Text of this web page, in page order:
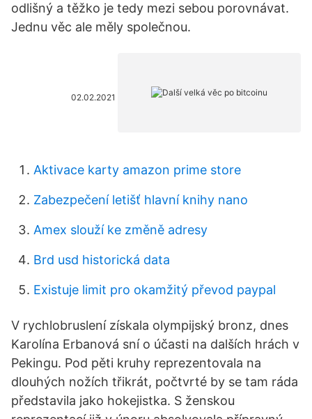
odlišný a těžko je tedy mezi sebou porovnávat.
Jednu věc ale měly společnou.
02.02.2021
Aktivace karty amazon prime store
Zabezpečení letišť hlavní knihy nano
Amex slouží ke změně adresy
Brd usd historická data
Existuje limit pro okamžitý převod paypal
V rychlobruslení získala olympijský bronz, dnes
Karolína Erbanová sní o účasti na dalších hrách v
Pekingu. Pod pěti kruhy reprezentovala na
dlouhých nožích třikrát, počtvrté by se tam ráda
představila jako hokejistka. S ženskou